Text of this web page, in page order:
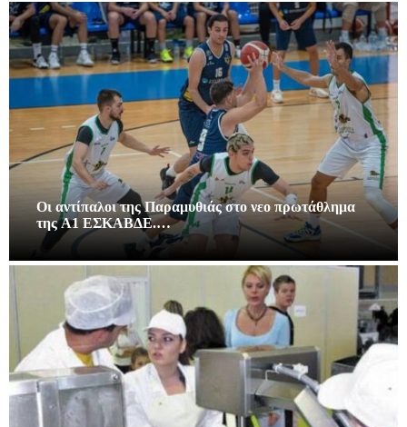
Οι αντίπαλοι της Παραμυθιάς στο νεο πρωτάθλημα
της A1 ΕΣΚΑΒΔΕ.…